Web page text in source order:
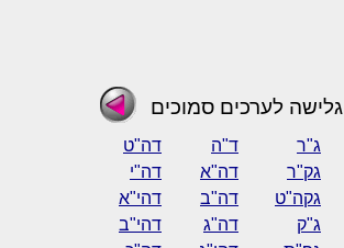
גלישה לערכים סמוכים
ג"ר ד"ה
דה"ט
גק"ר דה"א
דה"י
גקה"ט דה"ב
דהי"א
ג"ק דה"ג
דהי"ב